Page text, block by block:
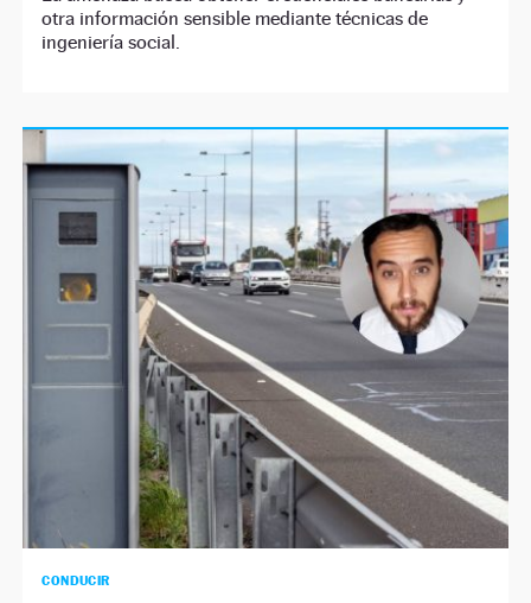
otra información sensible mediante técnicas de
ingeniería social.
CONDUCIR